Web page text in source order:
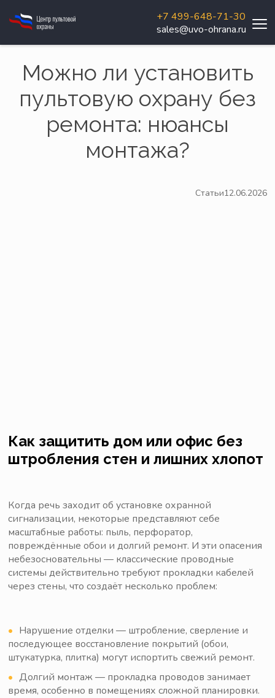
+7 499-648-71-30
sales@uvo-ohrana.ru
Можно ли установить
пультовую охрану без
ремонта: нюансы
монтажа?
Статьи12.06.2026
Как защитить дом или офис без
штробления стен и лишних хлопот
Когда речь заходит об установке охранной
сигнализации, некоторые представляют себе
масштабные работы: пыль, перфоратор,
повреждённые обои и долгий ремонт. И эти опасения
небезосновательны — классические проводные
системы действительно требуют прокладки кабелей
через стены, что создаёт несколько проблем:
Нарушение отделки — штробление, сверление и
последующее восстановление покрытий (обои,
штукатурка, плитка) могут испортить свежий ремонт.
Долгий монтаж — прокладка проводов занимает
время, особенно в помещениях сложной планировки.